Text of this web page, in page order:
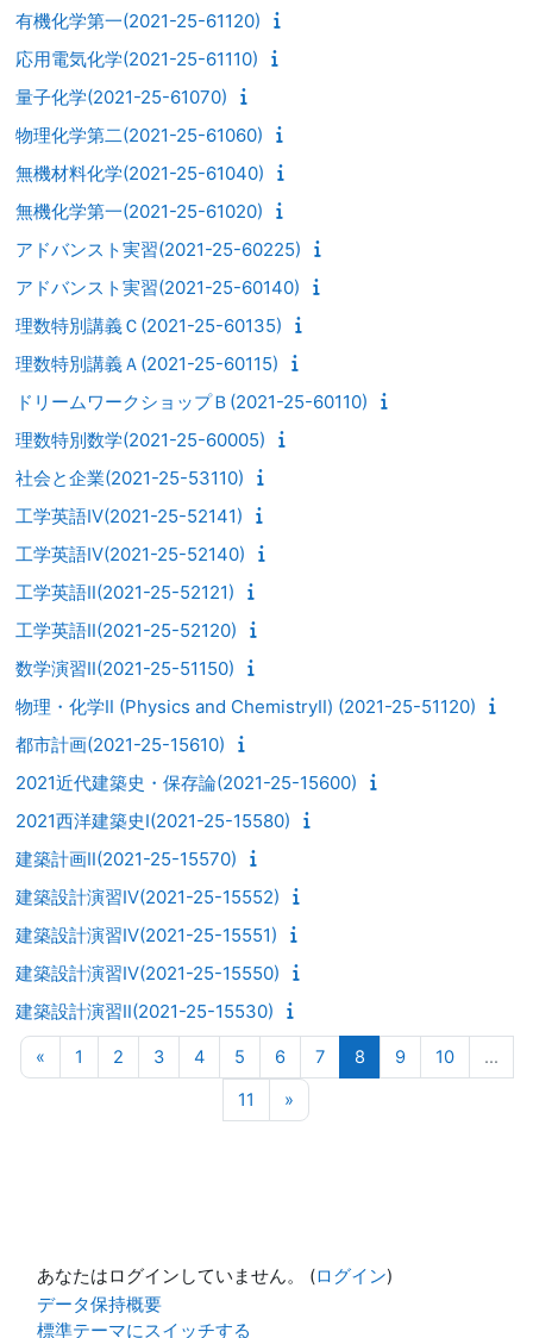
有機化学第一(2021-25-61120)
応用電気化学(2021-25-61110)
量子化学(2021-25-61070)
物理化学第二(2021-25-61060)
無機材料化学(2021-25-61040)
無機化学第一(2021-25-61020)
アドバンスト実習(2021-25-60225)
アドバンスト実習(2021-25-60140)
理数特別講義Ｃ(2021-25-60135)
理数特別講義Ａ(2021-25-60115)
ドリームワークショップＢ(2021-25-60110)
理数特別数学(2021-25-60005)
社会と企業(2021-25-53110)
工学英語Ⅳ(2021-25-52141)
工学英語Ⅳ(2021-25-52140)
工学英語Ⅱ(2021-25-52121)
工学英語Ⅱ(2021-25-52120)
数学演習Ⅱ(2021-25-51150)
物理・化学Ⅱ (Physics and ChemistryⅡ) (2021-25-51120)
都市計画(2021-25-15610)
2021近代建築史・保存論(2021-25-15600)
2021西洋建築史Ⅰ(2021-25-15580)
建築計画Ⅱ(2021-25-15570)
建築設計演習Ⅳ(2021-25-15552)
建築設計演習Ⅳ(2021-25-15551)
建築設計演習Ⅳ(2021-25-15550)
建築設計演習Ⅱ(2021-25-15530)
«前のページ
1 ページ 1
2ページ 2
3ページ 3
4ページ 4
5ページ 5
6ページ 6
7ページ 7
8ページ 8
9ページ 9
10ページ 10
…
11 ページ 11
»
あなたはログインしていません。 (ログイン)
データ保持概要
標準テーマにスイッチする